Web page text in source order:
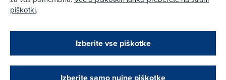
Zapri
Podarjamo vam 10 €!
Obstoječi in novi AMZS člani, ki boste v AMZS
opravili registracijo vozila, boste prejeli
vrednostno darilno kartico z dobroimetjem v višini
Izvensodno reševanje potrošniških sporov
Cenik članstva AMZS
Pri spletni včlanitvi so podprta naslednja plačilna sredstva:
piškotki.
Izberite vse piškotke